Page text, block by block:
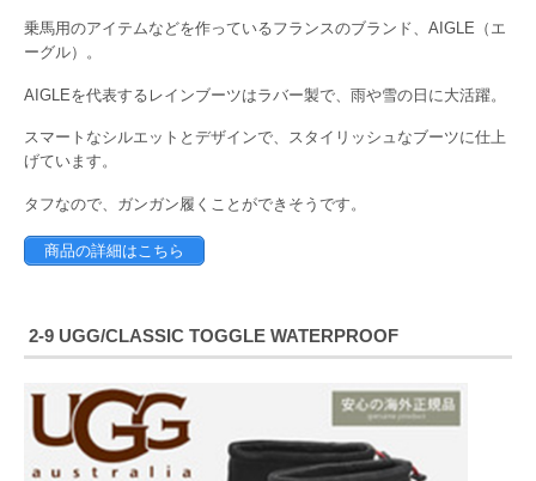
乗馬用のアイテムなどを作っているフランスのブランド、AIGLE（エ
ーグル）。
AIGLEを代表するレインブーツはラバー製で、雨や雪の日に大活躍。
スマートなシルエットとデザインで、スタイリッシュなブーツに仕上
げています。
タフなので、ガンガン履くことができそうです。
商品の詳細はこちら
2-9 UGG/CLASSIC TOGGLE WATERPROOF